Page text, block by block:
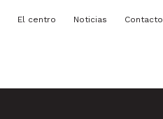
El centro Noticias Contacto